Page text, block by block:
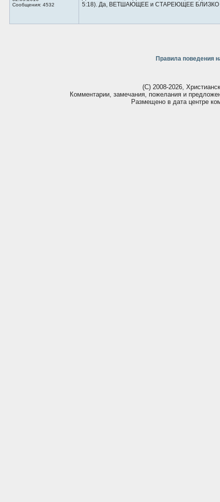
Сообщения: 4532
5:18). Да, ВЕТШАЮЩЕЕ и СТАРЕЮЩЕЕ БЛИЗКО
Правила поведения
(С) 2008-2026,
Комментарии, замечания, пожелания и
Размещено в дата центре